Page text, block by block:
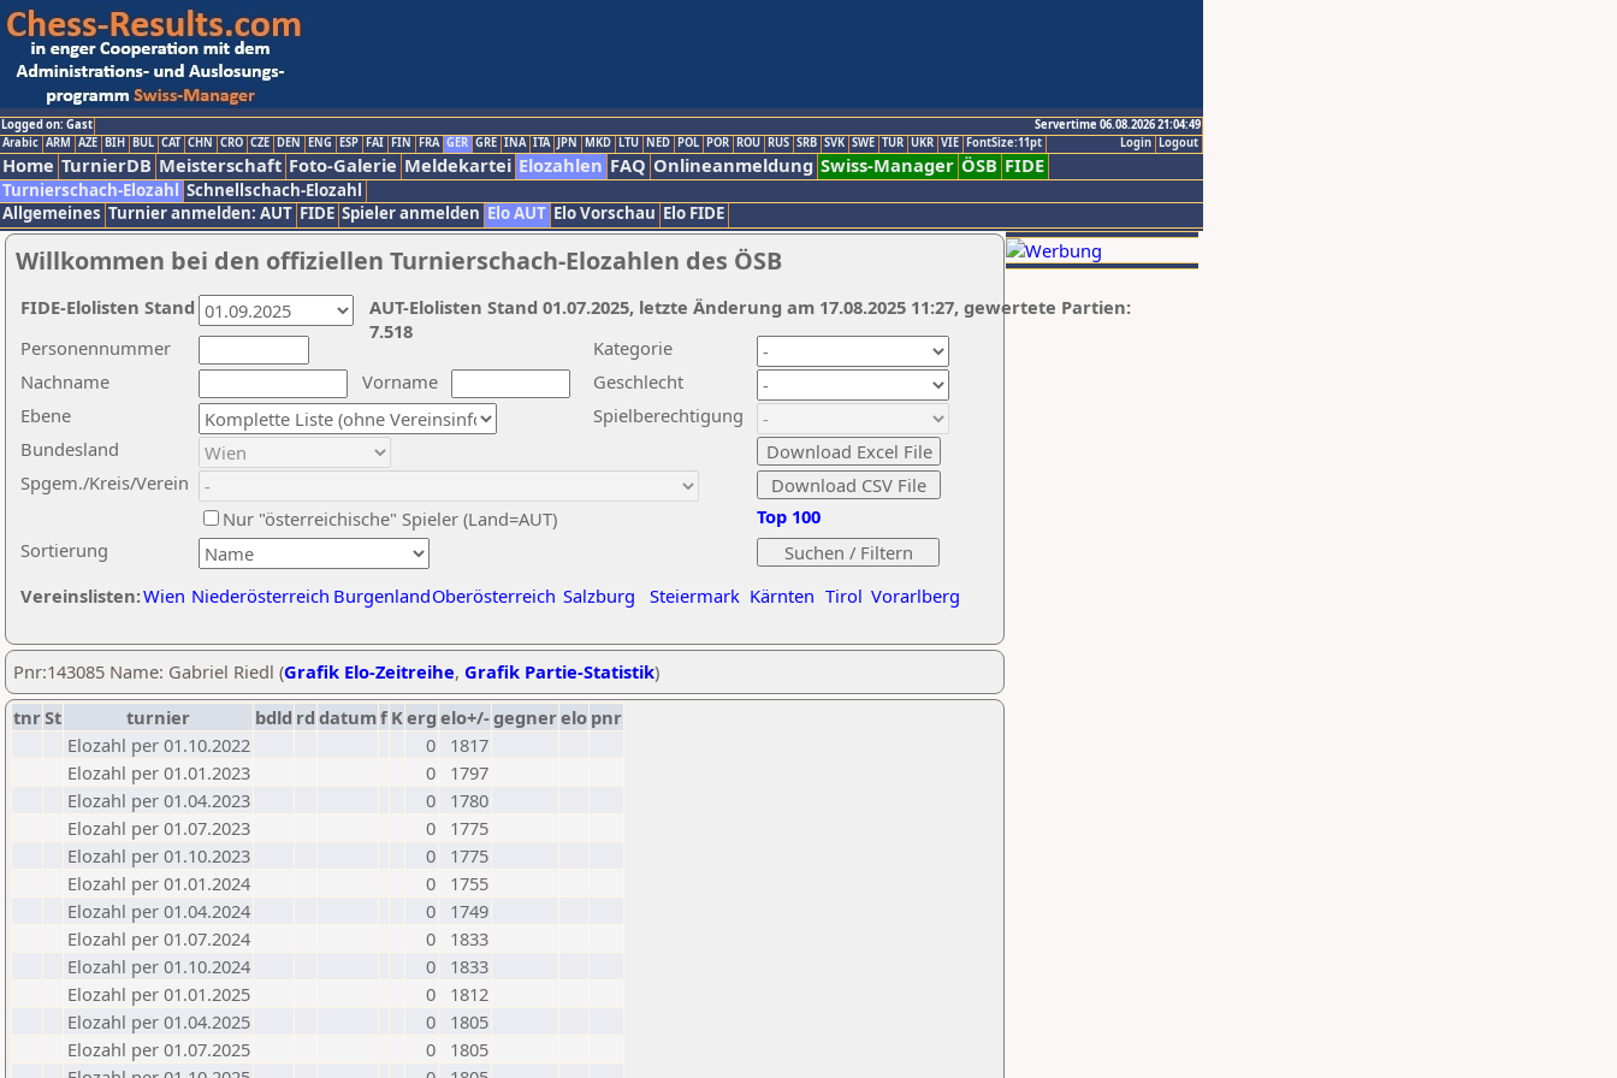
Logged on: Gast
Servertime 06.08.2026 21:04:49
Logout
Login
Arabic ARM AZE BIH BUL CAT CHN CRO CZE DEN ENG ESP FAI FIN FRA GER GRE INA ITA JPN MKD LTU NED POL POR ROU RUS SRB SVK SWE TUR UKR VIE FontSize:11pt
Home TurnierDB Meisterschaft Foto-Galerie Meldekartei Elozahlen FAQ Onlineanmeldung Swiss-Manager ÖSB FIDE
Turnierschach-Elozahl Schnellschach-Elozahl
Allgemeines Turnier anmelden: AUT FIDE Spieler anmelden Elo AUT Elo Vorschau Elo FIDE
Willkommen bei den offiziellen Turnierschach-Elozahlen des ÖSB
Nachname
Vorname
Ebene
Kategorie
Sortierung
Personennummer
Bundesland
Spgem./Kreis/Verein
Geschlecht
Nur "österreichische" Spieler (Land=AUT)
Spielberechtigung
Vereinslisten:Wien Niederösterreich BurgenlandOberösterreich Salzburg Steiermark Kärnten Tirol Vorarlberg
Top 100
AUT-Elolisten Stand 01.07.2025, letzte Änderung am 17.08.2025 11:27, gewertete Partien:
7.518
FIDE-Elolisten Stand
Pnr:143085 Name: Gabriel Riedl (Grafik Elo-Zeitreihe, Grafik Partie-Statistik)
tnrSt turnier bdld rd datumf Kerg elo+/-gegnerelo pnr
Elozahl per 01.10.2022
0
1817
Elozahl per 01.01.2023
0
1797
Elozahl per 01.04.2023
0
1780
Elozahl per 01.07.2023
0
1775
Elozahl per 01.10.2023
0
1775
Elozahl per 01.01.2024
0
1755
Elozahl per 01.04.2024
0
1749
Elozahl per 01.07.2024
0
1833
Elozahl per 01.10.2024
0
1833
Elozahl per 01.01.2025
0
1812
Elozahl per 01.04.2025
0
1805
Elozahl per 01.07.2025
0
1805